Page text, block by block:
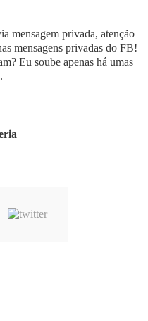
mensagem privada, atenção
mensagens privadas do FB!
Eu soube apenas há umas